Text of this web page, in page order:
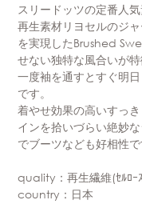
スリードッツの定番人
再生素材リヨセルのジ
を実現したBrushed
せない独特な風合いが特
一度袖を通すとすぐ明
です。
着やせ効果の高いすっ
インを拾いづらい絶妙
でブーツなども好相性で
quality：再生繊維(ｾﾙﾛｰ
country：日本